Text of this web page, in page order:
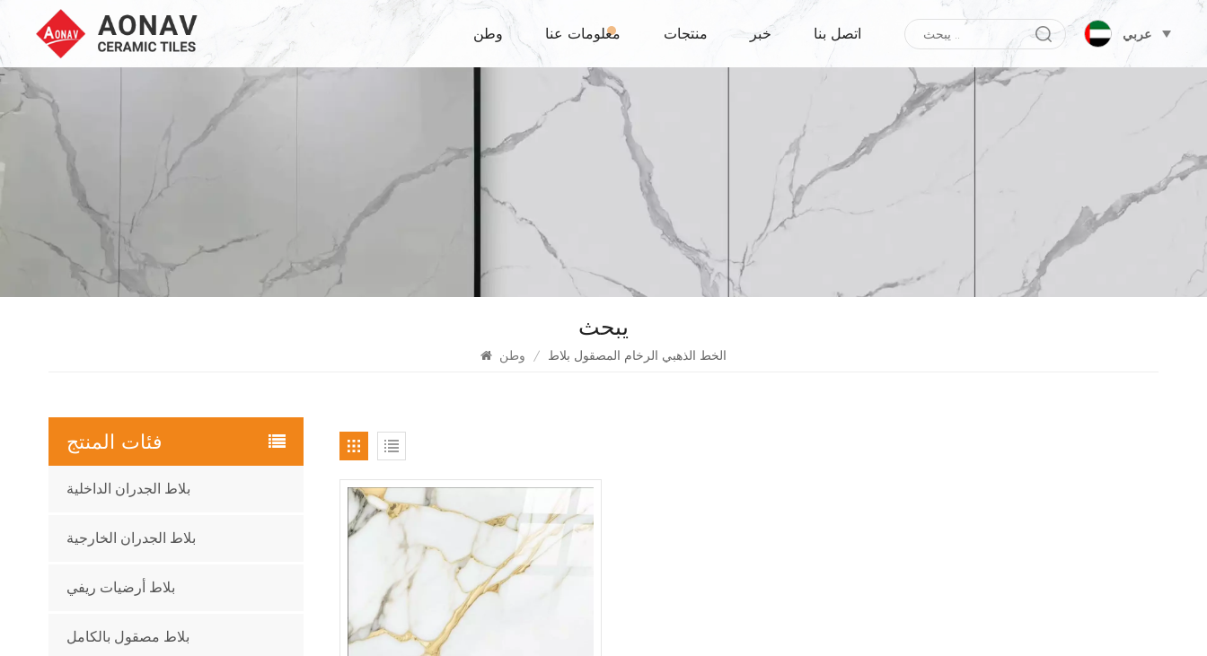
وطن معلومات عنا منتجات خبر اتصل بنا عربي
يبحث
/ الخط الذهبي الرخام المصقول بلاط
فئات المنتج
بلاط الجدران الداخلية
بلاط الجدران الخارجية
بلاط أرضيات ريفي
بلاط مصقول بالكامل